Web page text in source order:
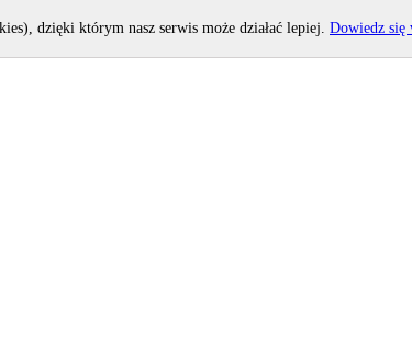
dzięki którym nasz serwis może działać lepiej. Dowiedz się